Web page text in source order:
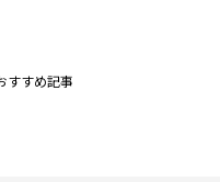
すすめ記事